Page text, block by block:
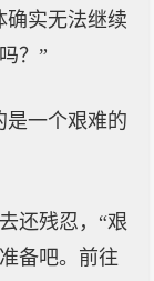
确实无法继续
？”
是一个艰难的
还残忍，“艰
备吧。前往